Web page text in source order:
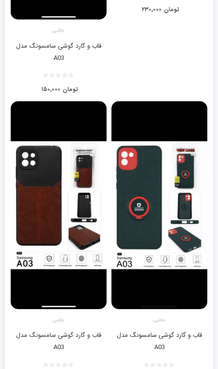
۲۳۰,۰۰۰ تومان
جانبی
قاب و گارد گوشی سامسونگ مدل
A03
۱۵۰,۰۰۰ تومان
جانبی
قاب و گارد گوشی سامسونگ مدل
A03
جانبی
قاب و گارد گوشی سامسونگ مدل
A03